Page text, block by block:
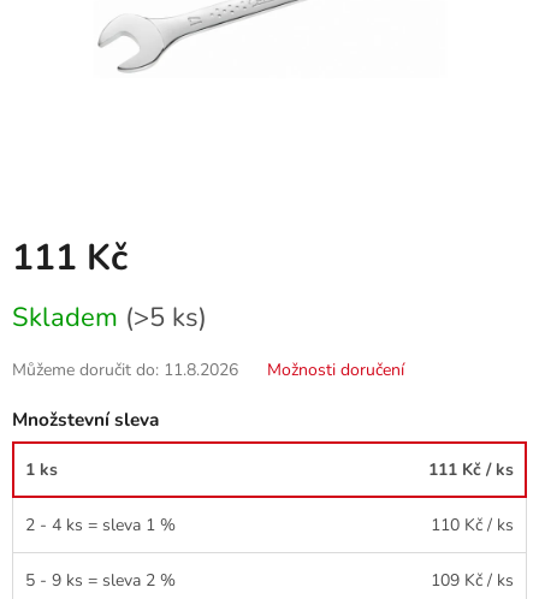
111 Kč
cena:
Skladem (>5 ks)
Můžeme doručit do: 11.8.2026 Možnosti doručení
Množstevní sleva
1 ks 111 Kč / ks
2 - 4 ks = sleva 1 % 110 Kč / ks
5 - 9 ks = sleva 2 % 109 Kč / ks